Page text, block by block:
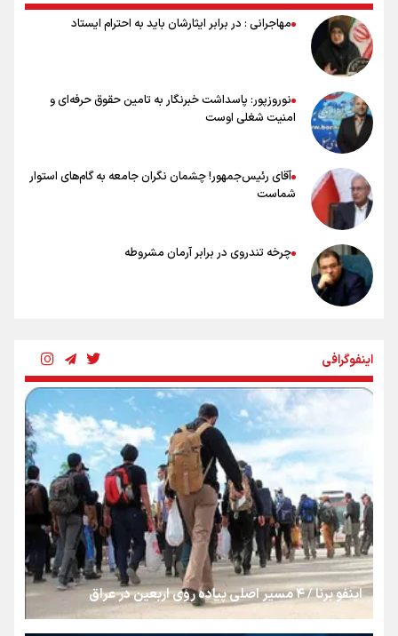
مهاجرانی : در برابر ایثارشان باید به احترام ایستاد
نوروزپور: پاسداشت خبرنگار به تامین حقوق حرفه‌ای و
امنیت شغلی اوست
آقای رئیس‌جمهور! چشمان نگران جامعه به گام‌های استوار
شماست
چرخه تندروی در برابر آرمان مشروطه
«هورامان»؛ میراثی که جهان را شیفته کرد
شکستگیِ بزرگ؛ روایتِ یک استخوان، یک نسل، یک توهم!
رسانه ملی و حق مردم برای شنیدن صدای رئیس‌جمهوری
اینفوگرافی
اینفو برنا / ۴ مسیر اصلی پیاده روی اربعین در عراق